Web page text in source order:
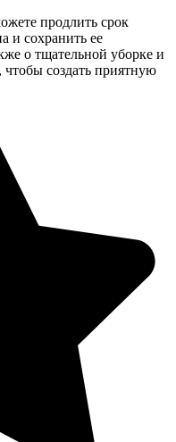
продлить срок
и сохранить ее
о тщательной уборке и
создать приятную